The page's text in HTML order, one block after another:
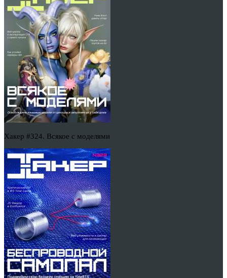
Хакер #324. Всякое с моделями